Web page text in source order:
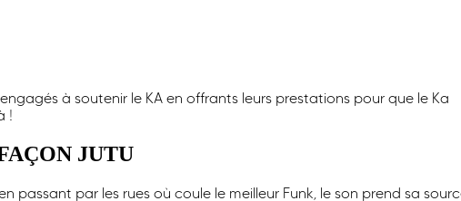
à soutenir le KA en offrants leurs prestations pour que le Ka
!
JUTU
passant par les rues où coule le meilleur Funk, le son prend sa